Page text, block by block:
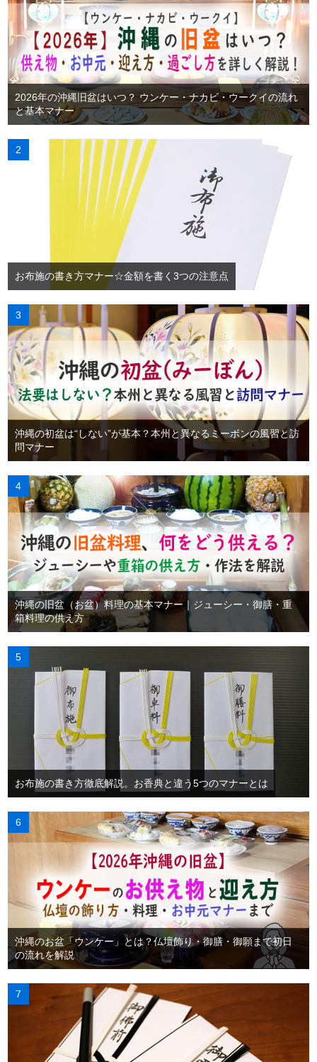
2026年の沖縄旧盆はいつ？ ウンケー・ナカビ・ウークイの流れ
と基本マナー
お布施の書き方マナー☆金額を書く3つの注意点
沖縄の初盆は“しない”が基本？本州と異なるミーボンの風習と訪
問マナー
沖縄の旧盆（お盆）料理の基本マナー｜ジューシー・御膳・重
箱料理の供え方
お布施の書き方徹底解説。お香典と違う5つのマナーとは
沖縄のお盆「ウンケー」とは？仏壇飾り・御膳・御願まで初日
の流れを解説